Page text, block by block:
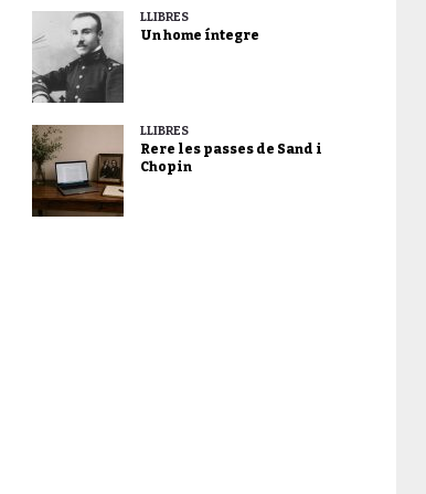
LLIBRES
Un home íntegre
LLIBRES
Rere les passes de Sand i
Chopin